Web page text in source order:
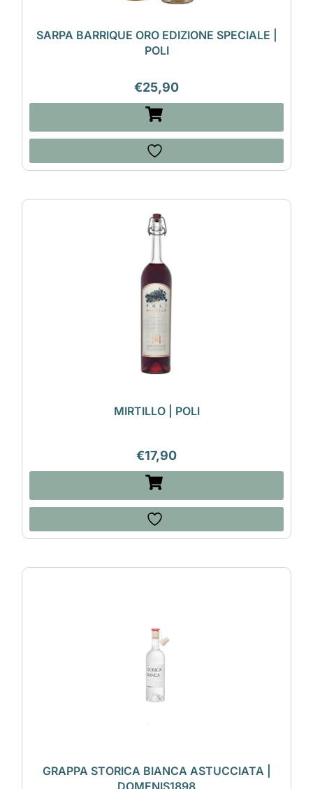
SARPA BARRIQUE ORO EDIZIONE SPECIALE |
POLI
€25,90
MIRTILLO | POLI
€17,90
GRAPPA STORICA BIANCA ASTUCCIATA |